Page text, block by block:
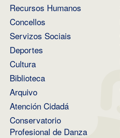
Recursos Humanos
Concellos
Servizos Sociais
Deportes
Cultura
Biblioteca
Arquivo
Atención Cidadá
Conservatorio
Profesional de Danza